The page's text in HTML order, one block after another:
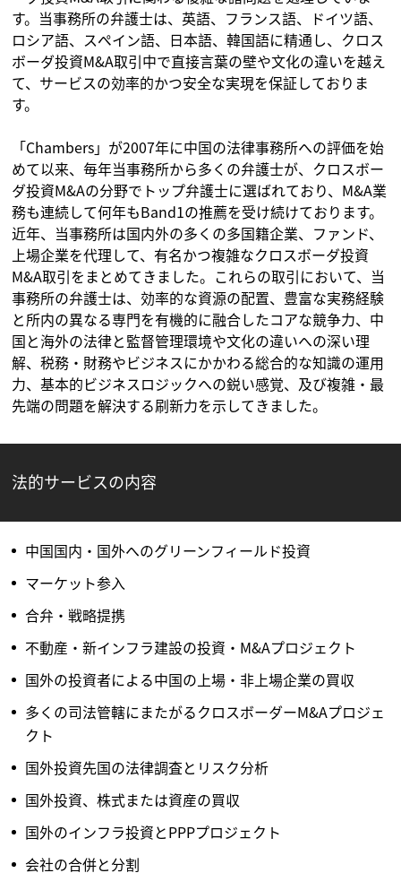
す。当事務所の弁護士は、英語、フランス語、ドイツ語、
ロシア語、スペイン語、日本語、韓国語に精通し、クロス
ボーダ投資M&A取引中で直接言葉の壁や文化の違いを越え
て、サービスの効率的かつ安全な実現を保証しておりま
す。
「Chambers」が2007年に中国の法律事務所への評価を始
めて以来、毎年当事務所から多くの弁護士が、クロスボー
ダ投資M&Aの分野でトップ弁護士に選ばれており、M&A業
務も連続して何年もBand1の推薦を受け続けております。
近年、当事務所は国内外の多くの多国籍企業、ファンド、
上場企業を代理して、有名かつ複雑なクロスボーダ投資
M&A取引をまとめてきました。これらの取引において、当
事務所の弁護士は、効率的な資源の配置、豊富な実務経験
と所内の異なる専門を有機的に融合したコアな競争力、中
国と海外の法律と監督管理環境や文化の違いへの深い理
解、税務・財務やビジネスにかかわる総合的な知識の運用
力、基本的ビジネスロジックへの鋭い感覚、及び複雑・最
先端の問題を解決する刷新力を示してきました。
法的サービスの内容
中国国内・国外へのグリーンフィールド投資
マーケット参入
合弁・戦略提携
不動産・新インフラ建設の投資・M&Aプロジェクト
国外の投資者による中国の上場・非上場企業の買収
多くの司法管轄にまたがるクロスボーダーM&Aプロジェ
クト
国外投資先国の法律調査とリスク分析
国外投資、株式または資産の買収
国外のインフラ投資とPPPプロジェクト
会社の合併と分割